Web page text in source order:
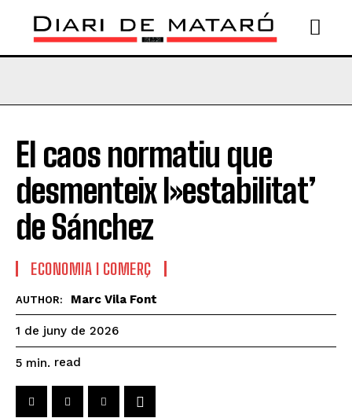
El caos normatiu que
desmenteix l»estabilitat’
de Sánchez
ECONOMIA I COMERÇ
AUTHOR: Marc Vila Font
1 de juny de 2026
5 min. read